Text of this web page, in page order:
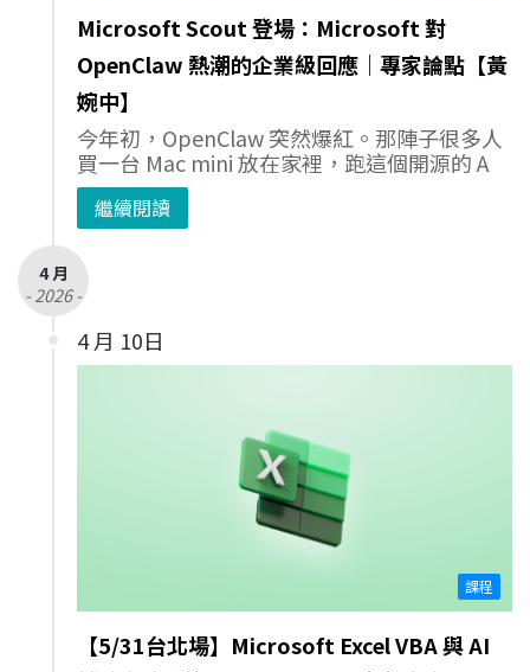
Microsoft Scout 登場：Microsoft 對
OpenClaw 熱潮的企業級回應｜專家論點【黃
婉中】
今年初，OpenClaw 突然爆紅。那陣子很多人
買一台 Mac mini 放在家裡，跑這個開源的 A
繼續閱讀
4 月
- 2026 -
4 月 10日
課程
【5/31台北場】Microsoft Excel VBA 與 AI